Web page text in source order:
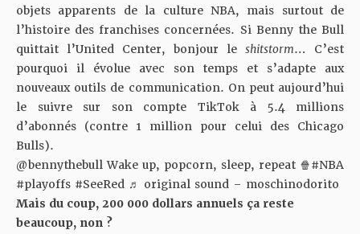
objets apparents de la culture NBA, mais surtout de
l’histoire des franchises concernées. Si Benny the Bull
quittait l’United Center, bonjour le shitstorm… C’est
pourquoi il évolue avec son temps et s’adapte aux
nouveaux outils de communication. On peut aujourd’hui
le suivre sur son compte TikTokà 5.4 millions
d’abonnés (contre 1 million pour celui des Chicago
Bulls).
@bennythebull Wake up, popcorn, sleep, repeat 🍿#NBA
#playoffs #SeeRed ♬ original sound – moschinodorito
Mais du coup, 200 000 dollars annuels ça reste
beaucoup, non ?